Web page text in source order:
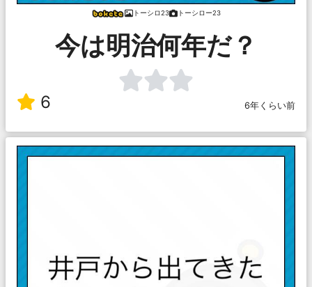
トーシロ23 トーシロー23
今は明治何年だ？
6 6年くらい前